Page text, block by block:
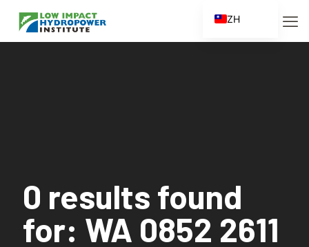
0 results found
for: WA 0852 2611
ZH
EN